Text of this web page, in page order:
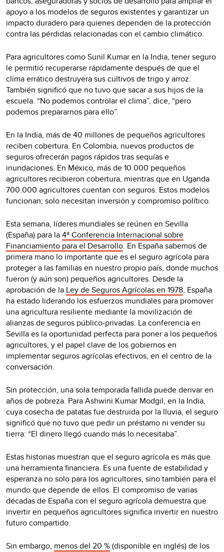
apoyo a los modelos de seguros existentes y garantizar un
impacto duradero para quienes dependen de la protección
contra las pérdidas relacionadas con el cambio climático.
Para agricultores como Sunil Kumar en la India, tener seguro
le permitió recuperarse rápidamente después de que el
clima errático destruyera sus cultivos de trigo y arroz.
También significó que no tuvo que sacar a sus hijos de la
escuela. “No podemos controlar el clima”, dice, “pero
podemos prepararnos para ello”.
En la India, más de 40 millones de pequeños agricultores
reciben cobertura. En Colombia, nuevos productos de
seguros ofrecerán pagos rápidos tras sequías e
inundaciones. En México, más de 10.000 pequeños
agricultores recibieron cobertura, mientras que en Uganda
700.000 agricultores cuentan con seguros. Estos modelos
funcionan; solo necesitan inversión y compromiso político.
Esta semana, líderes mundiales se reúnen en Sevilla
(España) para la4ª Conferencia Internacional sobre
Financiamiento para el Desarrollo. En España sabemos de
primera mano lo importante que es el seguro agrícola para
proteger a las familias en nuestro propio país, donde muchos
fueron (y aún son) pequeños agricultores. Desde la
aprobación de la Ley de Seguros Agrícolas en 1978, España
ha estado liderando los esfuerzos mundiales para promover
una agricultura resiliente mediante la movilización de
alianzas de seguros público-privadas. La conferencia en
Sevilla es la oportunidad perfecta para poner a los pequeños
agricultores, y el papel clave de los gobiernos en
implementar seguros agrícolas efectivos, en el centro de la
conversación.
Sin protección, una sola temporada fallida puede derivar en
años de pobreza. Para Ashwini Kumar Modgil, en la India,
cuya cosecha de patatas fue destruida por la lluvia, el seguro
significó que no tuvo que pedir un préstamo ni vender su
tierra: “El dinero llegó cuando más lo necesitaba”.
Estas historias muestran que el seguro agrícola es más que
una herramienta financiera. Es una fuente de estabilidad y
esperanza no solo para los agricultores, sino también para el
mundo que depende de ellos. El compromiso de varias
décadas de España con el seguro agrícola demuestra que
invertir en pequeños agricultores significa invertir en nuestro
futuro compartido.
Sin embargo, menos del 20 %(disponible en inglés) de los